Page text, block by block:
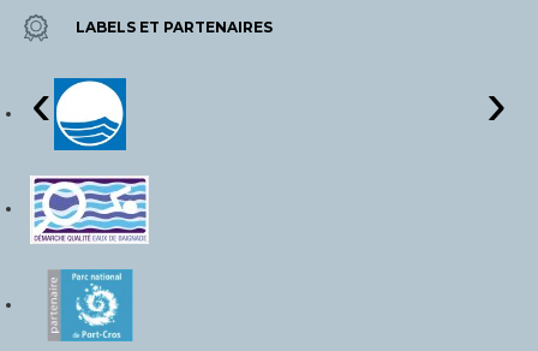
LABELS ET PARTENAIRES
‹ ›